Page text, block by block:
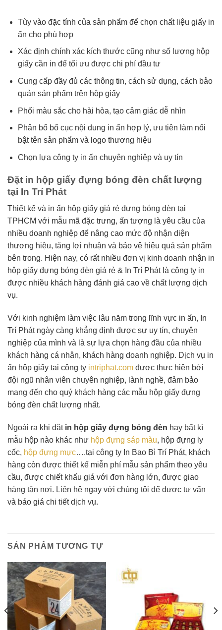
Tùy vào đặc tính của sản phẩm để chọn chất liệu giấy in
ấn cho phù hợp
Xác định chính xác kích thước cũng như số lượng hộp
giấy cần in để tối ưu được chi phí đầu tư
Cung cấp đầy đủ các thông tin, cách sử dụng, cách bảo
quản sản phẩm trên hộp giấy
Phối màu sắc cho hài hòa, tạo cảm giác dễ nhìn
Phân bổ bố cục nội dung in ấn hợp lý, ưu tiên làm nổi
bật tên sản phẩm và logo thương hiệu
Chọn lựa công ty in ấn chuyên nghiệp và uy tín
Đặt in hộp giấy đựng bóng đèn chất lượng
tại In Trí Phát
Thiết kế và in ấn hộp giấy giá rẻ đựng bóng đèn tại
TPHCM với mẫu mã đặc trưng, ấn tượng là yêu cầu của
nhiều doanh nghiệp để nâng cao mức độ nhận diện
thương hiệu, tăng lợi nhuận và bảo vệ hiệu quả sản phẩm
bên trong. Hiện nay, có rất nhiều đơn vị kinh doanh nhận in
hộp giấy đựng bóng đèn giá rẻ & In Trí Phát là công ty in
được nhiều khách hàng đánh giá cao về chất lượng dịch
vụ.
Với kinh nghiệm làm việc lâu năm trong lĩnh vực in ấn, In
Trí Phát ngày càng khẳng định được sự uy tín, chuyên
nghiệp của mình và là sự lựa chọn hàng đầu của nhiều
khách hàng cá nhân, khách hàng doanh nghiệp. Dịch vụ in
ấn hộp giấy tại công ty intriphat.com được thực hiện bởi
đội ngũ nhân viên chuyên nghiệp, lành nghề, đảm bảo
mang đến cho quý khách hàng các mẫu hộp giấy đựng
bóng đèn chất lượng nhất.
Ngoài ra khi đặt in hộp giấy đựng bóng đèn hay bất kì
mẫu hộp nào khác như hộp đựng sáp màu, hộp đựng ly
cốc, hộp đựng mực….tại công ty In Bao Bì Trí Phát, khách
hàng còn được thiết kế miễn phí mẫu sản phẩm theo yêu
cầu, được chiết khấu giá với đơn hàng lớn, được giao
hàng tận nơi. Liên hệ ngay với chúng tôi để được tư vấn
và báo giá chi tiết dịch vụ.
SẢN PHẨM TƯƠNG TỰ